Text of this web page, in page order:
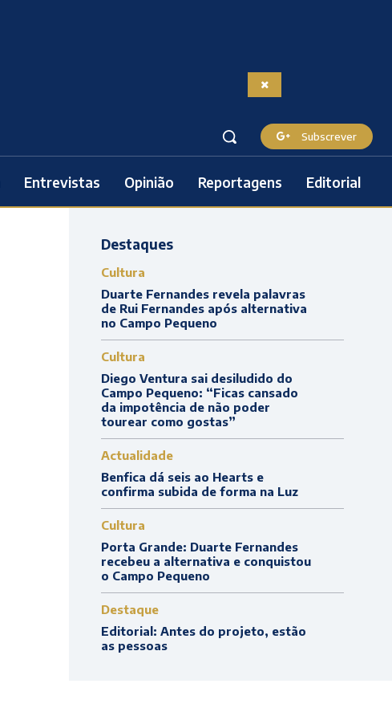
Subscrever
Entrevistas Opinião Reportagens Editorial
Destaques
Cultura
Duarte Fernandes revela palavras
de Rui Fernandes após alternativa
no Campo Pequeno
Cultura
Diego Ventura sai desiludido do
Campo Pequeno: “Ficas cansado
da impotência de não poder
tourear como gostas”
Actualidade
Benfica dá seis ao Hearts e
confirma subida de forma na Luz
Cultura
Porta Grande: Duarte Fernandes
recebeu a alternativa e conquistou
o Campo Pequeno
Destaque
Editorial: Antes do projeto, estão
as pessoas